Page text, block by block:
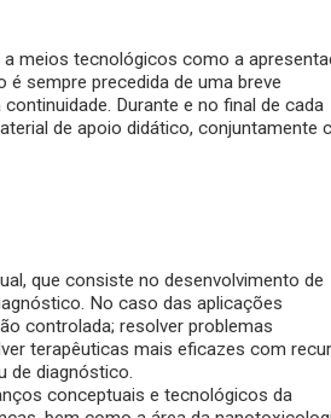
meios tecnológicos como a
sempre precedida de uma breve
Durante e no final de cada
de apoio didático, conjuntamente
que consiste no desenvolvimento de
No caso das aplicações
controlada; resolver problemas
terapêuticas mais eficazes com
de diagnóstico.
conceptuais e tecnológicos da